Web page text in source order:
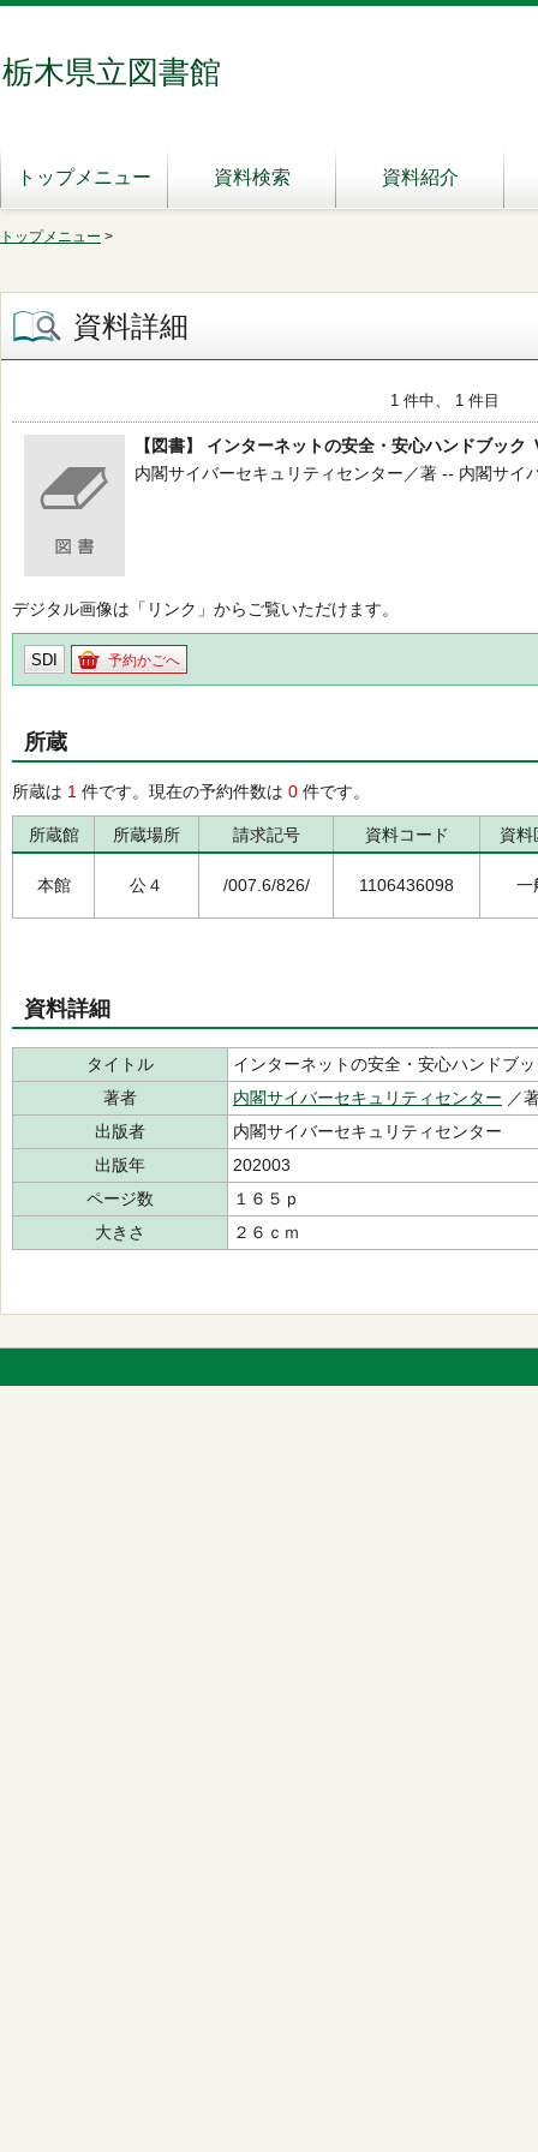
栃木県立図書館
トップメニュー 資料検索 資料紹介
トップメニュー >
資料詳細
1 件中、 1 件目
【図書】 インターネットの安全・安心ハンドブック
内閣サイバーセキュリティセンター／著 -- 内閣サ
デジタル画像は「リンク」からご覧いただけます。
SDI 予約かごへ
所蔵
所蔵は 1 件です。現在の予約件数は 0 件です。
所蔵館 所蔵場所 請求記号 資料コード 資料
本館 公４ /007.6/826/ 1106436098 一
資料詳細
タイトル
インターネットの安全・安心ハンドブ
著者
内閣サイバーセキュリティセンター ／
出版者
内閣サイバーセキュリティセンター
出版年
202003
ページ数
１６５ｐ
大きさ
２６ｃｍ